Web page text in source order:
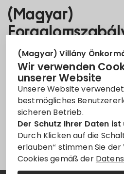
(Magyar) Villány
Wir verwenden
unserer Website
Unsere Website
bestmögliches
sicheren Betrieb.
Der Schutz Ihrer Daten
Durch Klicken auf die
erlauben“ stimmen Sie
Cookies gemäß der
(Magyar)
Villány
2024.02.08.
5. Feb. 2024
Forgalomszabályozási terv
Leider ist der Eintrag nur auf